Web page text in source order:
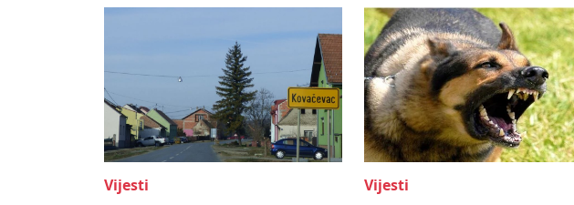
Vijesti Vijesti